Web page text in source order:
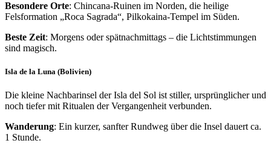
Besondere Orte: Chincana-Ruinen im Norden, die heilige
Felsformation „Roca Sagrada“, Pilkokaina-Tempel im Süden.
Beste Zeit: Morgens oder spätnachmittags – die Lichtstimmungen
sind magisch.
Isla de la Luna (Bolivien)
Die kleine Nachbarinsel der Isla del Sol ist stiller, ursprünglicher und
noch tiefer mit Ritualen der Vergangenheit verbunden.
Wanderung: Ein kurzer, sanfter Rundweg über die Insel dauert ca.
1 Stunde.